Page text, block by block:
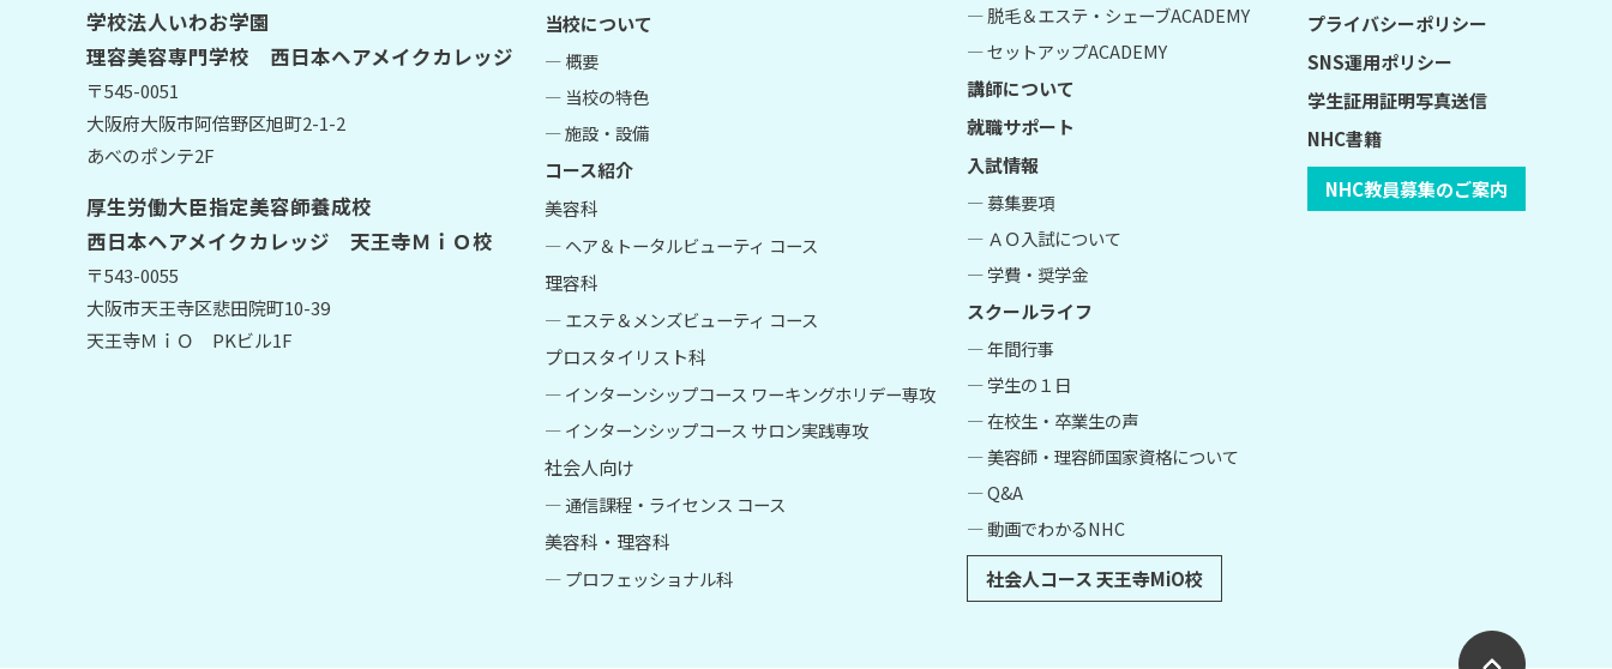
学校法人いわお学園
理容美容専門学校 西日本ヘアメイクカレッジ
〒545-0051
大阪府大阪市阿倍野区旭町2-1-2
あべのポンテ2F
厚生労働大臣指定美容師養成校
西日本ヘアメイクカレッジ 天王寺ＭｉＯ校
〒543-0055
大阪市天王寺区悲田院町10-39
天王寺ＭｉＯ PKビル1F
当校について
― 概要
― 当校の特色
― 施設・設備
コース紹介
美容科
― ヘア＆トータルビューティ コース
理容科
― エステ＆メンズビューティ コース
プロスタイリスト科
― インターンシップコース ワーキングホリデー専攻
― インターンシップコース サロン実践専攻
社会人向け
― 通信課程・ライセンス コース
美容科・理容科
― プロフェッショナル科
― 脱毛＆エステ・シェーブACADEMY
― セットアップACADEMY
講師について
就職サポート
入試情報
― 募集要項
― ＡＯ入試について
― 学費・奨学金
スクールライフ
― 年間行事
― 学生の１日
― 在校生・卒業生の声
― 美容師・理容師国家資格について
― Q&A
― 動画でわかるNHC
社会人コース 天王寺MiO校
プライバシーポリシー
SNS運用ポリシー
学生証用証明写真送信
NHC書籍
NHC教員募集のご案内